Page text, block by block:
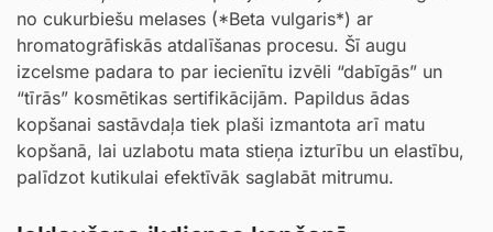
no cukurbiešu melases (*Beta vulgaris*) ar
hromatogrāfiskās atdalīšanas procesu. Šī augu
izcelsme padara to par iecienītu izvēli “dabīgās” un
“tīrās” kosmētikas sertifikācijām. Papildus ādas
kopšanai sastāvdaļa tiek plaši izmantota arī matu
kopšanā, lai uzlabotu mata stieņa izturību un elastību,
palīdzot kutikulai efektīvāk saglabāt mitrumu.